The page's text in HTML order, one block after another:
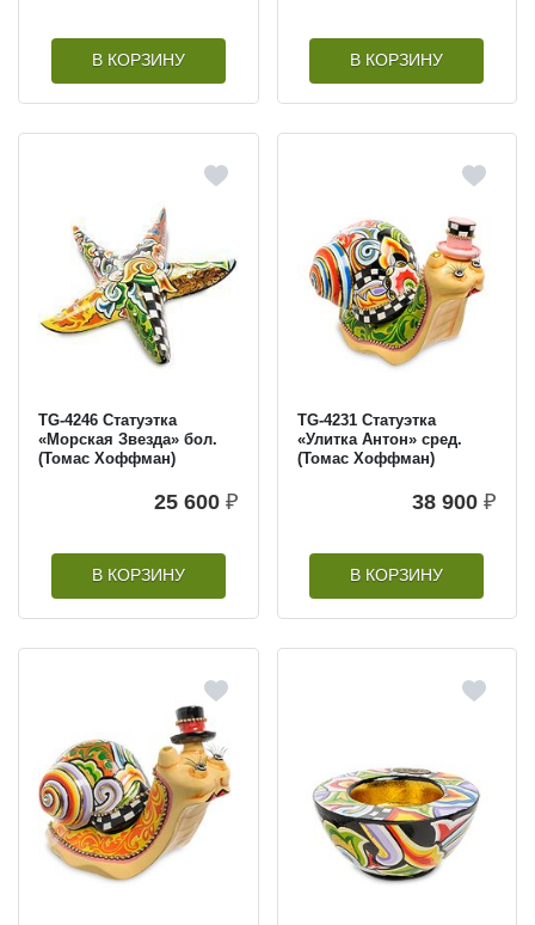
В КОРЗИНУ В КОРЗИНУ
TG-4246 Статуэтка
«Морская Звезда» бол.
(Томас Хоффман)
25 600 ₽
В КОРЗИНУ
TG-4231 Статуэтка
«Улитка Антон» сред.
(Томас Хоффман)
38 900 ₽
В КОРЗИНУ